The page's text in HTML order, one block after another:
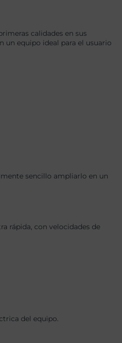
calidades en sus
un equipo ideal para el usuario
sencillo ampliarlo en un
rápida, con velocidades de
del equipo.